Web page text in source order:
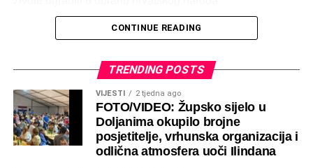
Nakon službenog protokola, u 11:00 sati služena je sveta
fra Julijan Madžar, koji je u svojoj
propovijedi istaknuo važnost očuvanja uspomene na žrtvu
hrvatskih branitelja te pozvao okupljene na zajedništvo,
molitvu i trajno njegovanje istine o Domovinskom ratu.
Obilježavanje 33. godišnjice organizirale su
CONTINUE READING
TRENDING POSTS
VIJESTI 2 tjedna ago
FOTO/VIDEO: Župsko sijelo u
Doljanima okupilo brojne
posjetitelje, vrhunska organizacija i
odlična atmosfera uoči Ilindana